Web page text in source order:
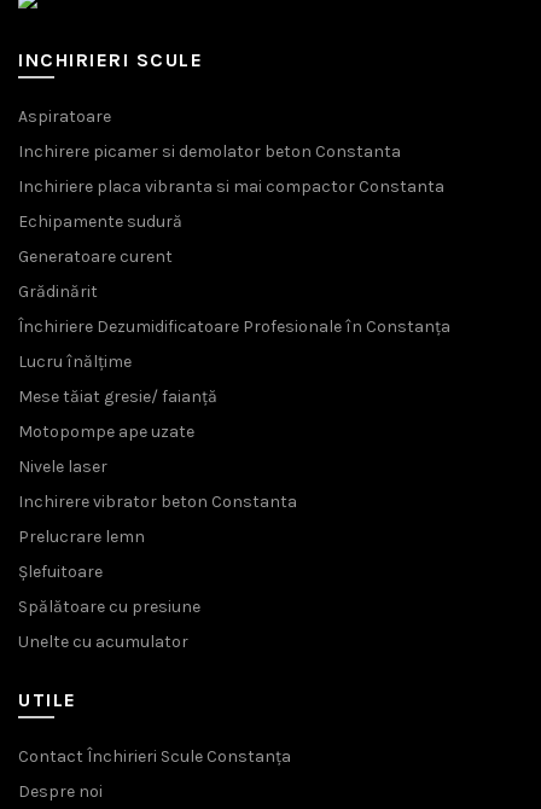
INCHIRIERI SCULE
Aspiratoare
Inchirere picamer si demolator beton Constanta
Inchiriere placa vibranta si mai compactor Constanta
Echipamente sudură
Generatoare curent
Grădinărit
Închiriere Dezumidificatoare Profesionale în Constanța
Lucru înălțime
Mese tăiat gresie/ faianță
Motopompe ape uzate
Nivele laser
Inchirere vibrator beton Constanta
Prelucrare lemn
Șlefuitoare
Spălătoare cu presiune
Unelte cu acumulator
UTILE
Contact Închirieri Scule Constanța
Despre noi